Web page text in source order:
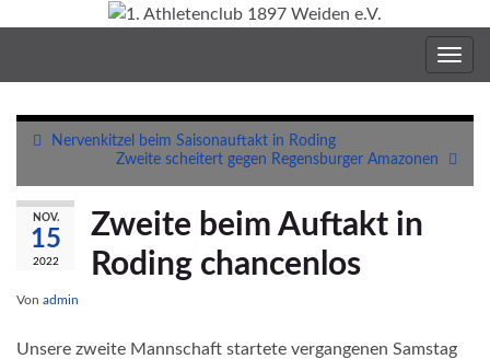
Nervenkitzel beim Saisonauftakt in Roding
Zweite scheitert gegen Regensburger Amazonen
NOV.
15
2022
Zweite beim Auftakt in
Roding chancenlos
Von admin
Unsere zweite Mannschaft startete vergangenen Samstag